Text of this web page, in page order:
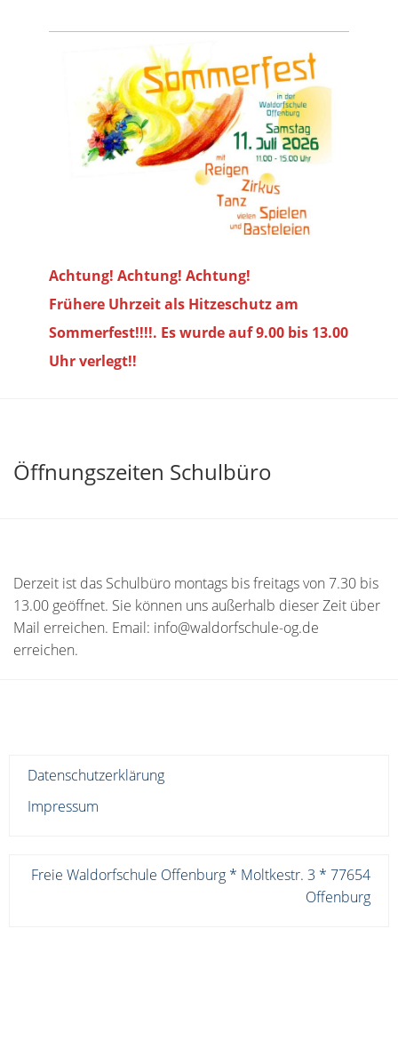
Achtung! Achtung! Achtung!
Frühere Uhrzeit als Hitzeschutz am
Sommerfest!!!!. Es wurde auf 9.00 bis 13.00
Uhr verlegt!!
Öffnungszeiten Schulbüro
Derzeit ist das Schulbüro montags bis freitags von 7.30 bis
13.00 geöffnet. Sie können uns außerhalb dieser Zeit über
Mail erreichen. Email: info@waldorfschule-og.de
erreichen.
Datenschutzerklärung
Impressum
Freie Waldorfschule Offenburg * Moltkestr. 3 * 77654
Offenburg